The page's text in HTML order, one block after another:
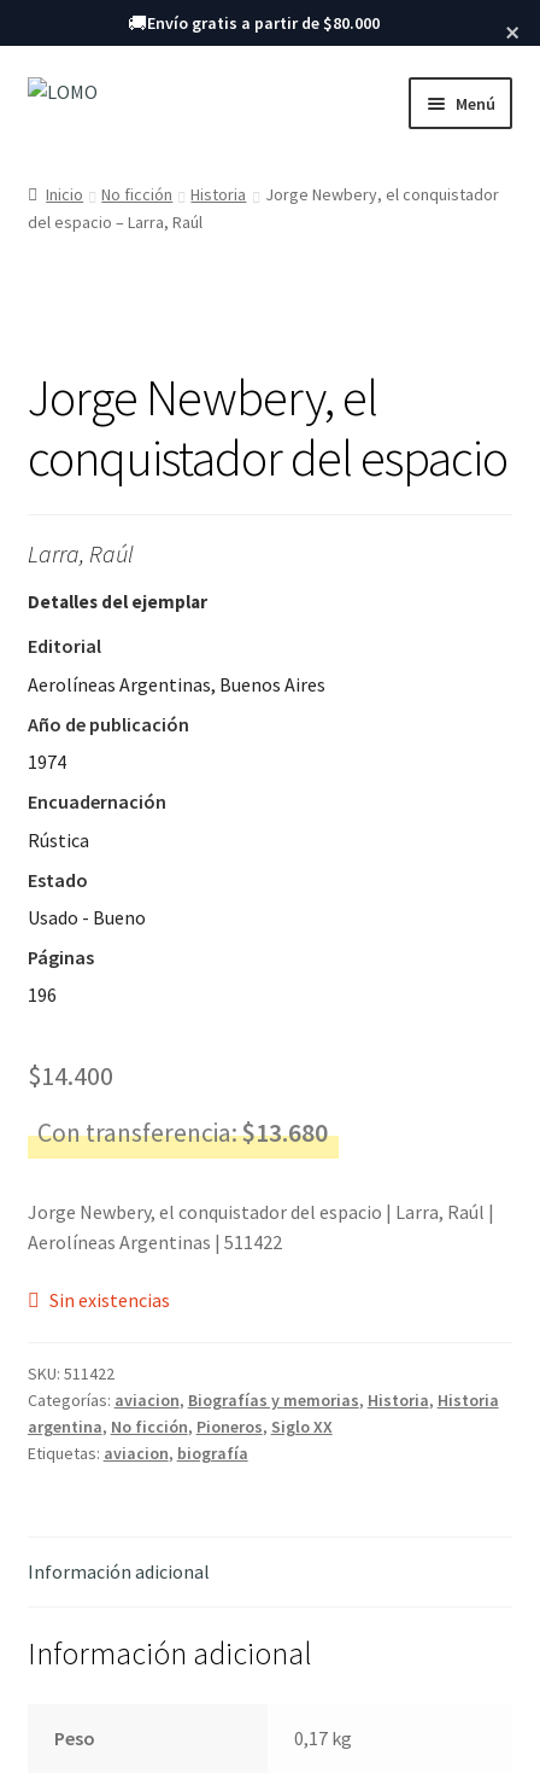
Buscar libros
🚚Envío gratis a partir de $80.000 ×
Ir
Ir
Menú
Libros
Inicio No ficción Historia
Jorge Newbery, el conquistador
del espacio – Larra, Raúl
Jorge Newbery, el
conquistador del espacio
Larra, Raúl
Detalles del ejemplar
Editorial
Aerolíneas Argentinas, Buenos Aires
Año de publicación
1974
Encuadernación
Rústica
Estado
Usado - Bueno
Páginas
196
$14.400
Con transferencia:$13.680
Jorge Newbery, el conquistador del espacio | Larra, Raúl |
Aerolíneas Argentinas | 511422
Sin existencias
SKU: 511422
Categorías: aviacion, Biografías y memorias, Historia, Historia
argentina, No ficción, Pioneros, Siglo XX
Etiquetas: aviacion, biografía
Información adicional
Información adicional
Peso 0,17 kg